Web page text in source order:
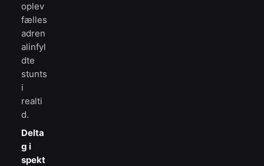
oplev
fælles
adren
alinfyl
dte
stunts
i
realti
d.
Delta
g i
spekt